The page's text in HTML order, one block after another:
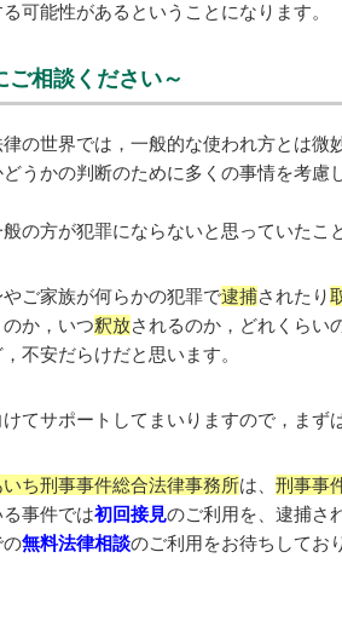
可能性があるということになります。
ご相談ください～
律の世界では，一般的な使われ方とは
うかの判断のために多くの事情を考慮
の方が犯罪にならないと思っていたこ
ご家族が何らかの犯罪で逮捕されたり
か，いつ釈放されるのか，どれくらい
不安だらけだと思います。
てサポートしてまいりますので，まず
ち刑事事件総合法律事務所は、 刑事事
事件では初回接見のご利用を、逮捕さ
の無料法律相談のご利用をお待ちしてお